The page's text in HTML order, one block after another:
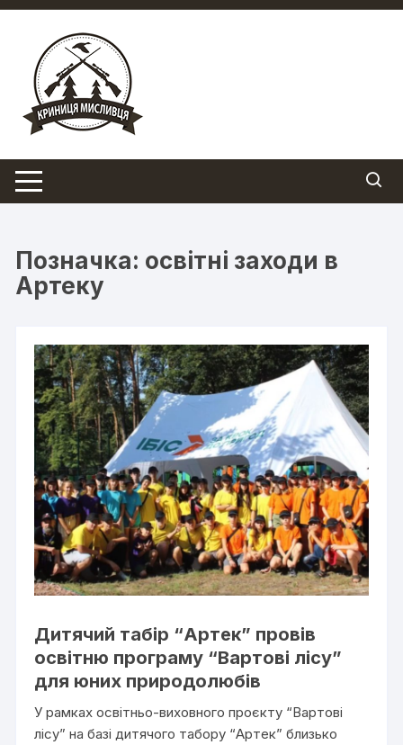
Перейти
вмісту
Позначка: освітні заходи в
Артеку
Дитячий табір “Артек” провів
освітню програму “Вартові лісу”
для юних природолюбів
У рамках освітньо-виховного проєкту “Вартові
лісу” на базі дитячого табору “Артек” близько